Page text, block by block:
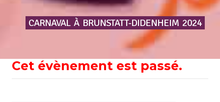
CARNAVAL À BRUNSTATT-DIDENHEIM 2024
Cet évènement est passé.